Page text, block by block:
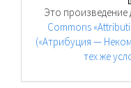
Это произведение
Commons
(«Атрибуция —
тех же